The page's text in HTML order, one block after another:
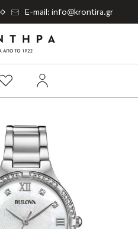
E-mail: info@krontira.gr